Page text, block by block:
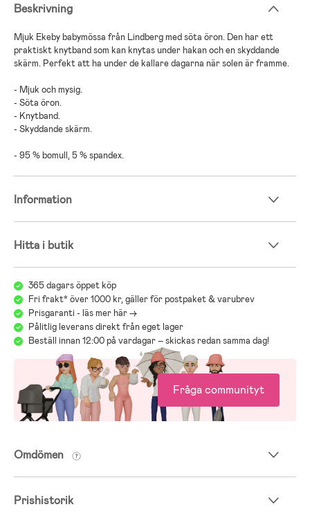
Beskrivning
Mjuk Ekeby babymössa från Lindberg med söta öron. Den har ett
praktiskt knytband som kan knytas under hakan och en skyddande
skärm. Perfekt att ha under de kallare dagarna när solen är framme.
- Mjuk och mysig.
- Söta öron.
- Knytband.
- Skyddande skärm.
- 95 % bomull, 5 % spandex.
Information
Hitta i butik
365 dagars öppet köp
Fri frakt* över 1000 kr, gäller för postpaket & varubrev
Prisgaranti - läs mer här ->
Pålitlig leverans direkt från eget lager
Beställ innan 12:00 på vardagar – skickas redan samma dag!
Fråga communityt
Omdömen
Prishistorik